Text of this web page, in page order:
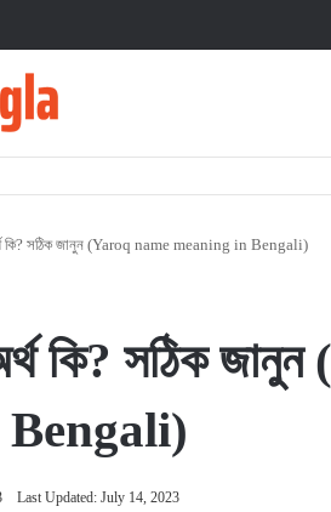
কি? সঠিক জানুন (Yaroq name meaning in Bengali)
কি? সঠিক
Last Updated: July 14, 2023